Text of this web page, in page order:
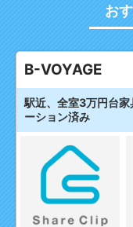
お
B-VOYAGE
駅近、全室3万円台
ーション済み